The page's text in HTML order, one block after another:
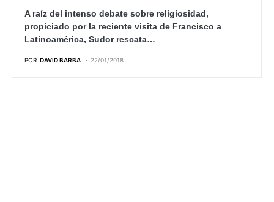
A raíz del intenso debate sobre religiosidad,
propiciado por la reciente visita de Francisco a
Latinoamérica, Sudor rescata…
POR DAVID BARBA 22/01/2018